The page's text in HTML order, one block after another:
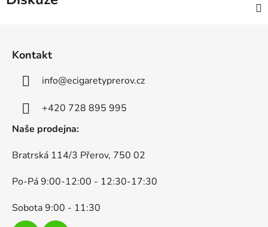
Kontakt
info@ecigaretyprerov.cz
+420 728 895 995
Naše prodejna:
Bratrská 114/3 Přerov, 750 02
Po-Pá 9:00-12:00 - 12:30-17:30
Sobota 9:00 - 11:30